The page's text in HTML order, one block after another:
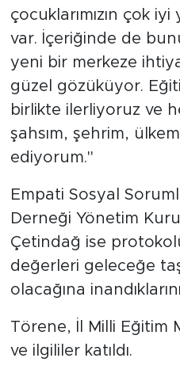
çocuklarımızın çok
var. İçeriğinde de
yeni bir merkeze
güzel gözüküyor.
birlikte ilerliyoruz ve
şahsım, şehrim,
ediyorum."
Empati Sosyal
Derneği Yönetim
Çetindağ ise
değerleri geleceğe
olacağına
Törene, İl Milli Eğitim
ve ilgililer katıldı.